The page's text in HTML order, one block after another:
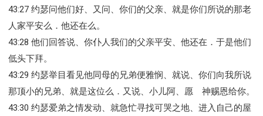
43:27 约瑟问他们好、又问、你们的父亲、就是你们所说的那老
人家平安么．他还在么。
43:28 他们回答说、你仆人我们的父亲平安、他还在．于是他们
低头下拜。
43:29 约瑟举目看见他同母的兄弟便雅悯、就说、你们向我所说
那顶小的兄弟、就是这位么．又说、小儿阿、愿 神赐恩给你。
43:30 约瑟爱弟之情发动、就急忙寻找可哭之地、进入自己的屋